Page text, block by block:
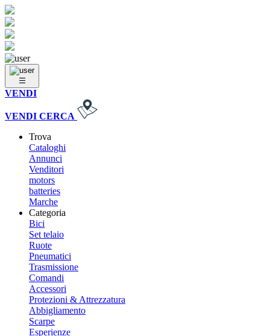
VENDI
VENDI CERCA
Trova
Cataloghi
Annunci
Venditori
motors
batteries
Marche
Categoria
Bici
Set telaio
Ruote
Pneumatici
Trasmissione
Comandi
Accessori
Protezioni & Attrezzatura
Abbigliamento
Scarpe
Esperienze